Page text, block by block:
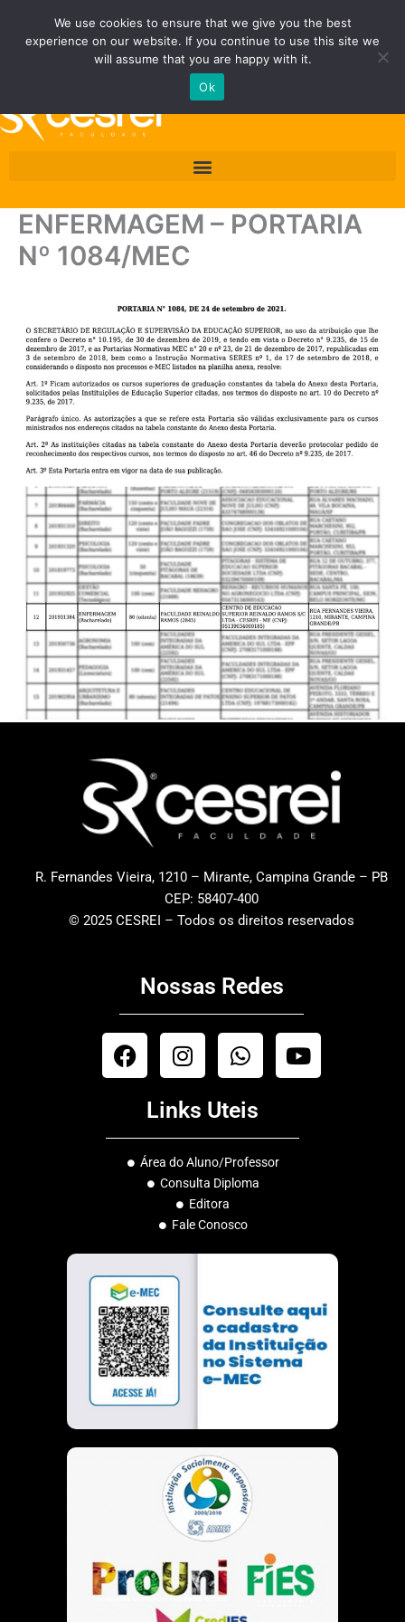
Fale Conosco Área do Área do Aluno/Professor
Quero ser Cesrei
ENFERMAGEM – PORTARIA
Nº 1084/MEC
R. Fernandes Vieira, 1210 – Mirante, Campina Grande – PB
CEP: 58407-400
© 2025 CESREI – Todos os direitos reservados
Nossas Redes
F
a
b
o
I
n
t
a
g
r
a
m
W
h
t
s
a
p
Y
o
u
Links Uteis
Área do Aluno/Professor
Consulta Diploma
Editora
Fale Conosco
We use cookies to ensure that we give you the best
experience on our website. If you continue to use this site we
will assume that you are happy with it.
Ok